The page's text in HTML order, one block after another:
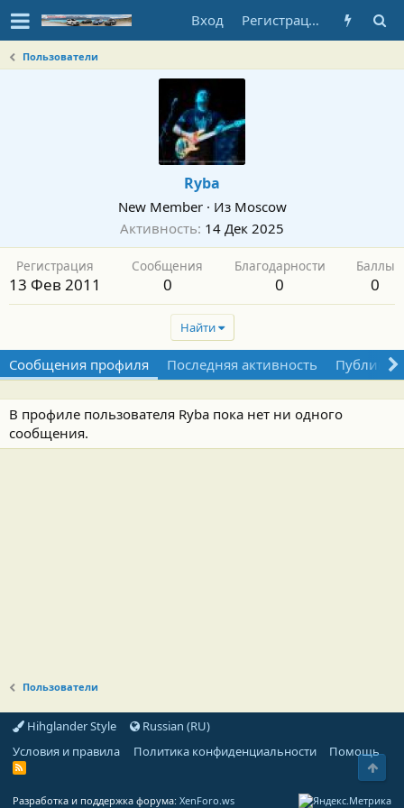
Вход Регистрация
Пользователи
Ryba
New Member · Из Moscow
Активность 14 Дек 2025
Регистрация
13 Фев 2011
Сообщения
0
Благодарности
0
Баллы
0
Найти
Сообщения профиля Последняя активность
В профиле пользователя Ryba пока нет ни одного
сообщения.
Пользователи
Hihglander Style
Russian (RU)
Условия и правила
Политика конфиденциальности Помощь
R
Разработка и поддержка форума: XenForo.ws